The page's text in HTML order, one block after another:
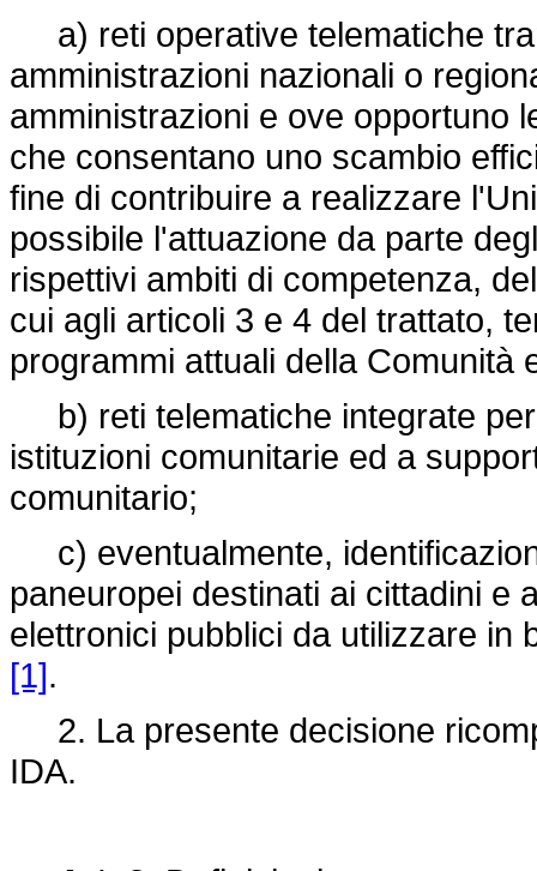
a) reti operative telematiche
amministrazioni nazionali o
amministrazioni e ove opportuno
che consentano uno scambio
fine di contribuire a realizzare
possibile l'attuazione da parte
rispettivi ambiti di competenza,
cui agli articoli 3 e 4 del trattato,
programmi attuali della Comunità
b) reti telematiche integrate
istituzioni comunitarie ed a
comunitario;
c) eventualmente,
paneuropei destinati ai cittadini e
elettronici pubblici da utilizzare in
[1].
2. La presente decisione
IDA.